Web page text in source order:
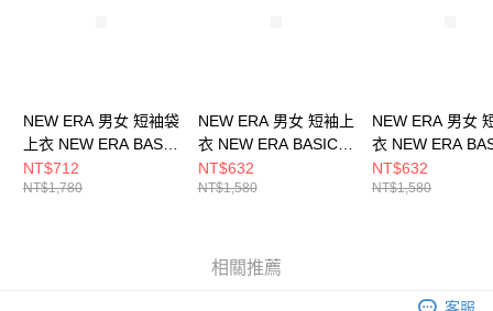
NEW ERA 男女 短袖袋
上衣 NEW ERA BASIC
NEW ERA
NE14326569
NT$712
NT$1,780
NEW ERA 男女 短袖上
衣 NEW ERA BASIC
NEW ERA
NE14148873
NT$632
NT$1,580
NEW ERA 男女
衣 NEW ERA
NEW ERA
NE14148872
NT$632
NT$1,580
相關推薦
客服